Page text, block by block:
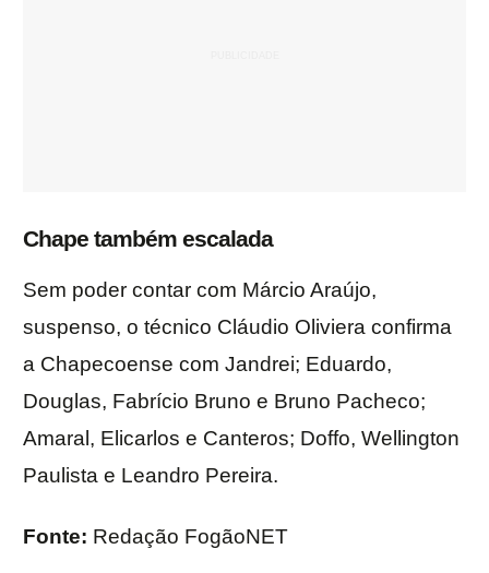
Chape também escalada
Sem poder contar com Márcio Araújo,
suspenso, o técnico Cláudio Oliviera confirma
a Chapecoense com Jandrei; Eduardo,
Douglas, Fabrício Bruno e Bruno Pacheco;
Amaral, Elicarlos e Canteros; Doffo, Wellington
Paulista e Leandro Pereira.
Fonte: Redação FogãoNET